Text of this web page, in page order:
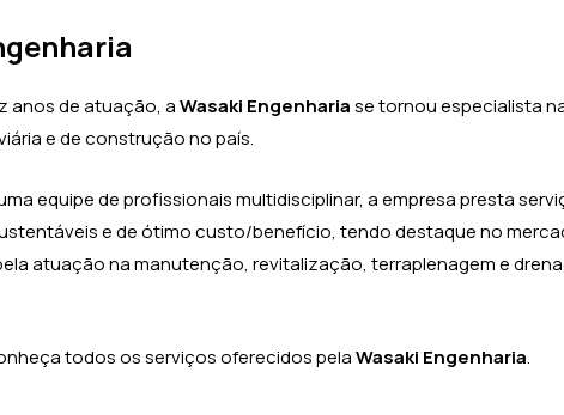
anos de atuação, aWasaki Engenhariase tornou especialista
e de construção no país.
equipe de profissionais multidisciplinar, a empresa presta
e de ótimo custo/benefício, tendo destaque no
atuação na manutenção, revitalização, terraplenagem e
todos os serviços oferecidos pelaWasaki Engenharia.